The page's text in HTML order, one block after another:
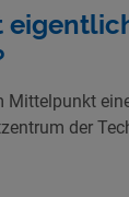
Mittelpunkt
der